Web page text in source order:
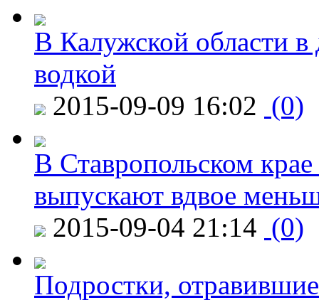
В Калужской области в
водкой
2015-09-09 16:02 (0)
В Ставропольском
выпускают вдвое
2015-09-04 21:14 (0)
Подростки,